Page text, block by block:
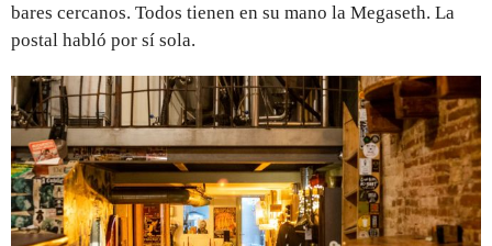
bares cercanos. Todos tienen en su mano la Megaseth. La
postal habló por sí sola.